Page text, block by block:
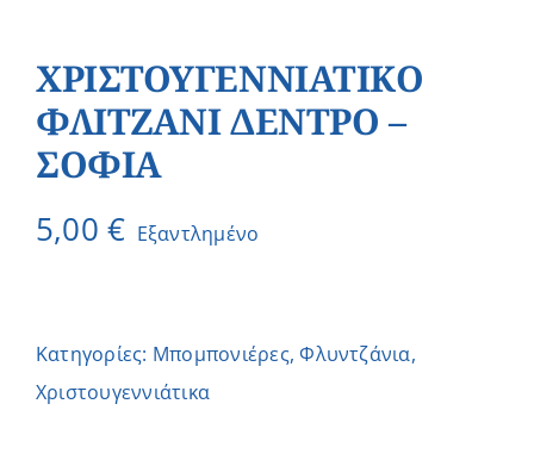
ΧΡΙΣΤΟΥΓΕΝΝΙΑΤΙΚΟ
ΦΛΙΤΖΑΝΙ ΔΕΝΤΡΟ –
ΣΟΦΙΑ
5,00€ Εξαντλημένο
Κατηγορίες: Μπομπονιέρες,Φλυντζάνια,
Χριστουγεννιάτικα